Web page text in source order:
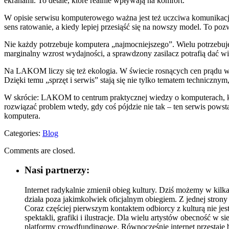
W opisie serwisu komputerowego ważna jest też uczciwa
sens ratowanie, a kiedy lepiej przesiąść się na nowszy model. To
Nie każdy potrzebuje komputera „najmocniejszego”. Wielu
marginalny wzrost wydajności, a sprawdzony zasilacz potrafią dać
Na LAKOM liczy się też ekologia. W świecie rosnących cen prądu
Dzięki temu „sprzęt i serwis” stają się nie tylko tematem
W skrócie: LAKOM to centrum praktycznej wiedzy o komputerach,
rozwiązać problem wtedy, gdy coś pójdzie nie tak – ten serwis
komputera.
Categories: Blog
Comments are closed.
Nasi partnerzy:
Internet radykalnie zmienił obieg kultury. Dziś możemy w
działa poza jakimkolwiek oficjalnym obiegiem. Z jednej
Coraz częściej pierwszym kontaktem odbiorcy z kulturą nie
spektakli, grafiki i ilustracje. Dla wielu artystów obecność w
platformy crowdfundingowe. Równocześnie internet przestaje